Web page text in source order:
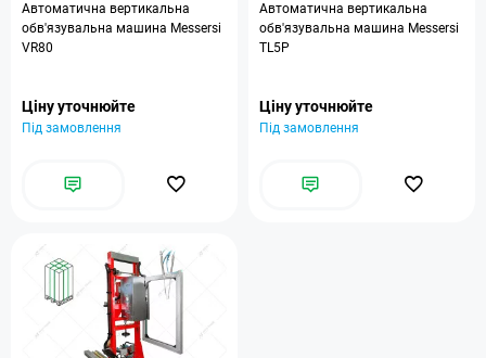
Автоматична вертикальна
обв'язувальна машина Messersi
VR80
Ціну уточнюйте
Під замовлення
Автоматична вертикальна
обв'язувальна машина Messersi
TL5P
Ціну уточнюйте
Під замовлення